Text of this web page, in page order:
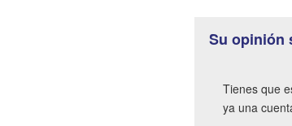
Su opinión
Tienes que
ya una